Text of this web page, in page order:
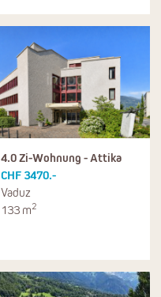
4.0 Zi-Wohnung - Attika
CHF 3470.-
Vaduz
133 m2